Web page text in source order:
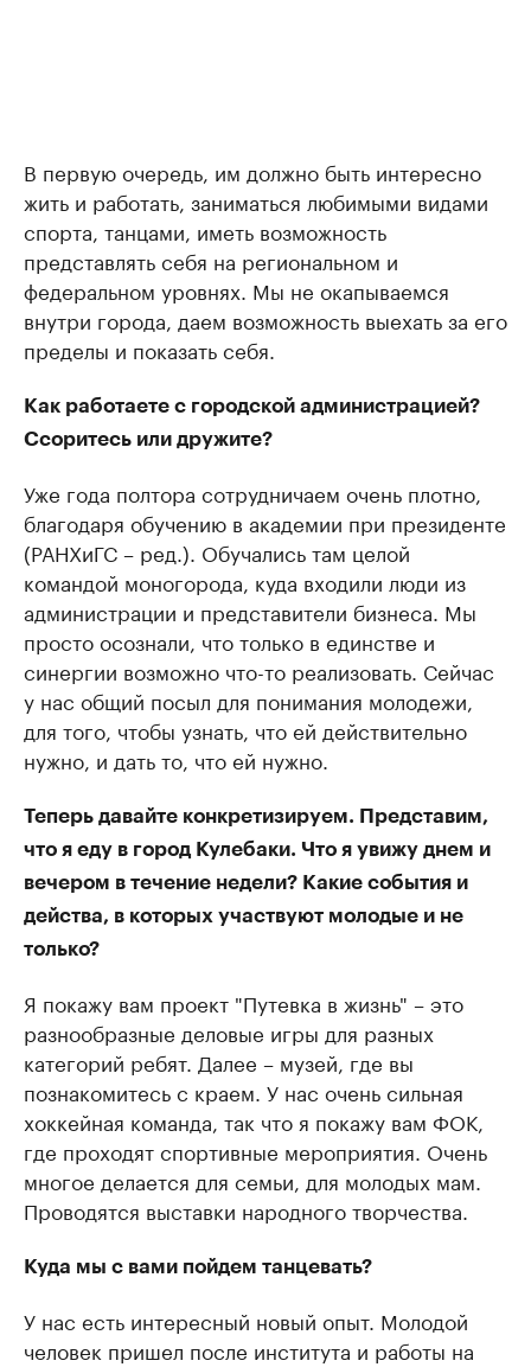
В первую очередь, им должно быть интересно
жить и работать, заниматься любимыми видами
спорта, танцами, иметь возможность
представлять себя на региональном и
федеральном уровнях. Мы не окапываемся
внутри города, даем возможность выехать за его
пределы и показать себя.
Как работаете с городской администрацией?
Ссоритесь или дружите?
Уже года полтора сотрудничаем очень плотно,
благодаря обучению в академии при президенте
(РАНХиГС – ред.). Обучались там целой
командой моногорода, куда входили люди из
администрации и представители бизнеса. Мы
просто осознали, что только в единстве и
синергии возможно что-то реализовать. Сейчас
у нас общий посыл для понимания молодежи,
для того, чтобы узнать, что ей действительно
нужно, и дать то, что ей нужно.
Теперь давайте конкретизируем. Представим,
что я еду в город Кулебаки. Что я увижу днем и
вечером в течение недели? Какие события и
действа, в которых участвуют молодые и не
только?
Я покажу вам проект "Путевка в жизнь" – это
разнообразные деловые игры для разных
категорий ребят. Далее – музей, где вы
познакомитесь с краем. У нас очень сильная
хоккейная команда, так что я покажу вам ФОК,
где проходят спортивные мероприятия. Очень
многое делается для семьи, для молодых мам.
Проводятся выставки народного творчества.
Куда мы с вами пойдем танцевать?
У нас есть интересный новый опыт. Молодой
человек пришел после института и работы на